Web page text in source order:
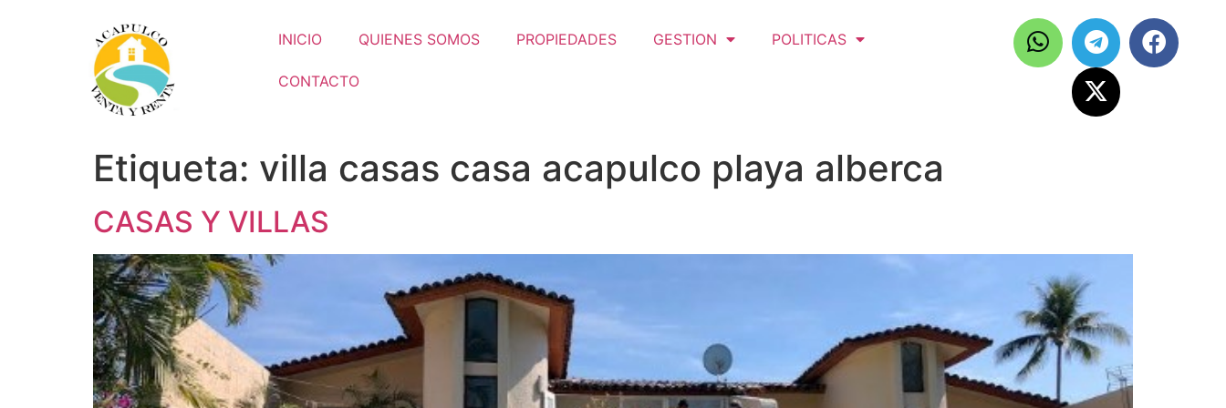
INICIO QUIENES SOMOS PROPIEDADES GESTION POLITICAS
CONTACTO
Etiqueta: villa casas casa acapulco playa alberca
CASAS Y VILLAS